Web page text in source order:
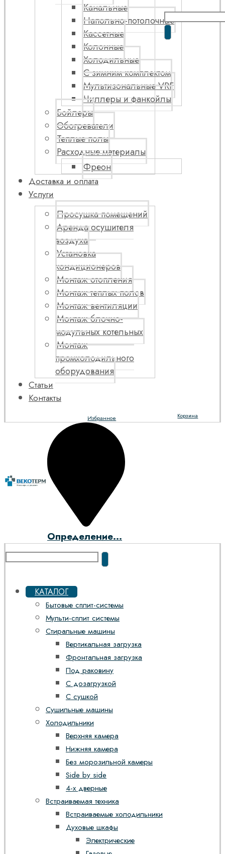
Канальные
Напольно-потолочные
Кассетные
Колонные
Холодильные
С зимним комплектом
Мультизональные VRF
Чиллеры и фанкойлы
Бойлеры
Обогреватели
Теплые полы
Расходные материалы
Фреон
Доставка и оплата
Услуги
Просушка помещений
Аренда осушителя
воздуха
Установка
кондиционеров
Монтаж отопления
Монтаж теплых полов
Монтаж вентиляции
Монтаж блочно-
модульных котельных
Монтаж
промхолодильного
оборудования
Статьи
Контакты
Корзина
Избранное
Определение...
КАТАЛОГ
Бытовые сплит-системы
Мульти-сплит системы
Стиральные машины
Вертикальная загрузка
Фронтальная загрузка
Под раковину
С дозагрузкой
С сушкой
Сушильные машины
Холодильники
Верхняя камера
Нижняя камера
Без морозильной камеры
Side by side
4-х дверные
Встраиваемая техника
Встраиваемые холодильники
Духовые шкафы
Электрические